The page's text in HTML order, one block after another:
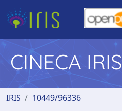
CINECA IRIS
IRIS 10449/96336